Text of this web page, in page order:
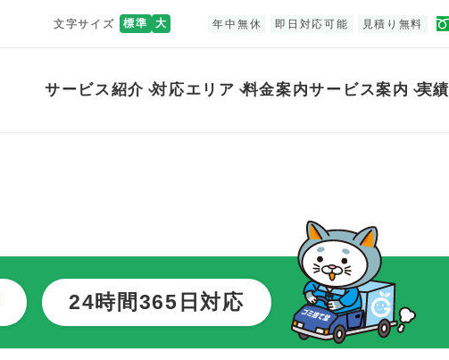
文字サイズ 標準 大 年中無休 即日対応可能 見積り無料
サービス紹介 対応エリア 料金案内サービス案内 実績
24時間365日対応